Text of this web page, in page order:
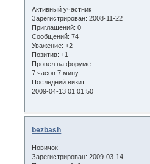
Активный участник
Зарегистрирован: 2008-11-22
Приглашений: 0
Сообщений: 74
Уважение: +2
Позитив: +1
Провел на форуме:
7 часов 7 минут
Последний визит:
2009-04-13 01:01:50
bezbash
Новичок
Зарегистрирован: 2009-03-14